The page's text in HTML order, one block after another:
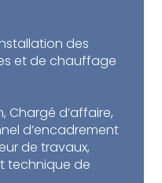
des
et de chauffage
d’affaire,
d’encadrement
de travaux,
technique de